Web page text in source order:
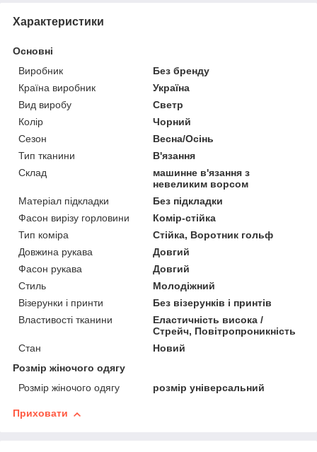
Характеристики
Основні
Виробник
Без бренду
Країна виробник
Україна
Вид виробу
Светр
Колір
Чорний
Сезон
Весна/Осінь
Тип тканини
В'язання
Склад
машинне в'язання з
невеликим ворсом
Матеріал підкладки
Без підкладки
Фасон вирізу горловини
Комір-стійка
Тип коміра
Стійка, Воротник гольф
Довжина рукава
Довгий
Фасон рукава
Довгий
Стиль
Молодіжний
Візерунки і принти
Без візерунків і принтів
Властивості тканини
Еластичність висока /
Стрейч, Повітропроникність
Стан
Новий
Розмір жіночого одягу
Розмір жіночого одягу
розмір універсальний
Приховати